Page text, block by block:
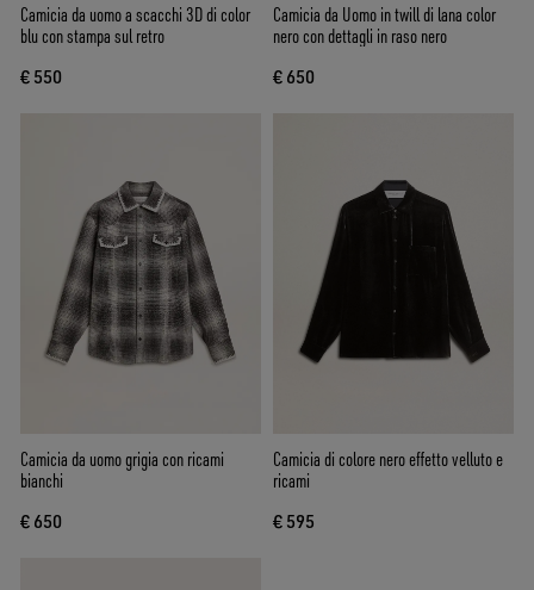
Camicia da uomo a scacchi 3D di color
blu con stampa sul retro
€ 550
Camicia da Uomo in twill di lana color
nero con dettagli in raso nero
€ 650
Camicia da uomo grigia con ricami
bianchi
€ 650
Camicia di colore nero effetto velluto e
ricami
€ 595